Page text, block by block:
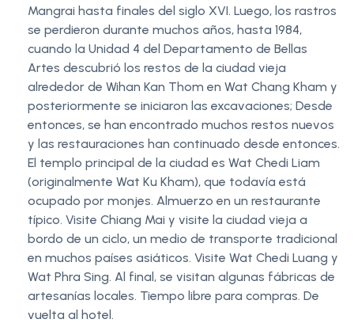
Mangrai hasta finales del siglo XVI. Luego, los rastros
se perdieron durante muchos años, hasta 1984,
cuando la Unidad 4 del Departamento de Bellas
Artes descubrió los restos de la ciudad vieja
alrededor de Wihan Kan Thom en Wat Chang Kham y
posteriormente se iniciaron las excavaciones; Desde
entonces, se han encontrado muchos restos nuevos
y las restauraciones han continuado desde entonces.
El templo principal de la ciudad es Wat Chedi Liam
(originalmente Wat Ku Kham), que todavía está
ocupado por monjes. Almuerzo en un restaurante
típico. Visite Chiang Mai y visite la ciudad vieja a
bordo de un ciclo, un medio de transporte tradicional
en muchos países asiáticos. Visite Wat Chedi Luang y
Wat Phra Sing. Al final, se visitan algunas fábricas de
artesanías locales. Tiempo libre para compras. De
vuelta al hotel.